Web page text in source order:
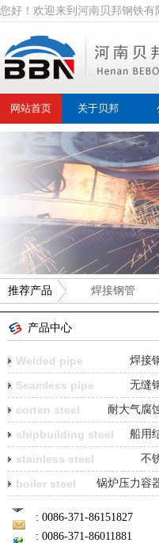
您好！欢迎来到河南贝邦钢铁有
网站首页 关于贝邦
推荐产品 焊接钢管
产品中心
Welded pipe 焊接
Seamless pipe 无缝
corten steel 耐大气腐
shipbuilding steel
船用
stainless steel 不
boiler steel 锅炉压力容
: 0086-371-86151827
: 0086-371-86011881